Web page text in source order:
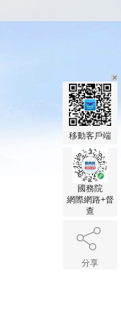
移動客戶端
國務院
網際網路+督
查
分享